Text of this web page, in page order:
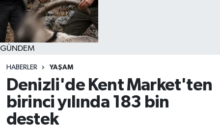
GÜNDEM
HABERLER YAŞAM
Denizli'de Kent Market'ten
birinci yılında 183 bin
destek